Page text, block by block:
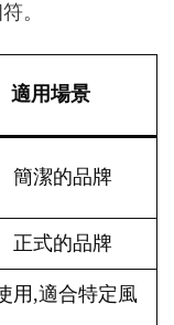
。
適用場景
簡潔的品牌
正式的品牌
用,適合特定風